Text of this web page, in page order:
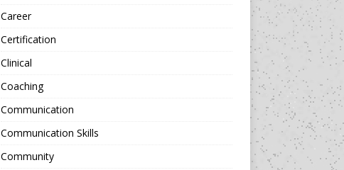
Career
Certification
Clinical
Coaching
Communication
Communication Skills
Community